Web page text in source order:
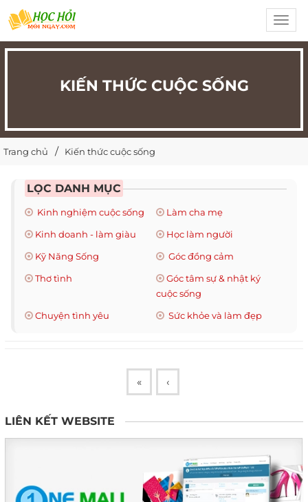
KIẾN THỨC CUỘC SỐNG
Trang chủ Kiến thức cuộc sống
LỌC DANH MỤC
Kinh nghiệm cuộc sống
Làm cha mẹ
Kinh doanh - làm giàu
Học làm người
Kỹ Năng Sống
Góc đồng cảm
Thơ tình
Góc tâm sự & nhật ký
cuộc sống
Chuyện tình yêu
Sức khỏe và làm đẹp
« ‹
LIÊN KẾT WEBSITE